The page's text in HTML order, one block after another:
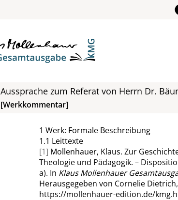
Aussprache zum Referat von Herrn Dr.
[Werkkommentar]
1 Werk: Formale Beschreibung
1.1 Leittexte
[1] Mollenhauer, Klaus. Zur
Theologie und Pädagogik. –
a). In Klaus Mollenhauer
Herausgegeben von Cornelie
https://mollenhauer-edition.de/